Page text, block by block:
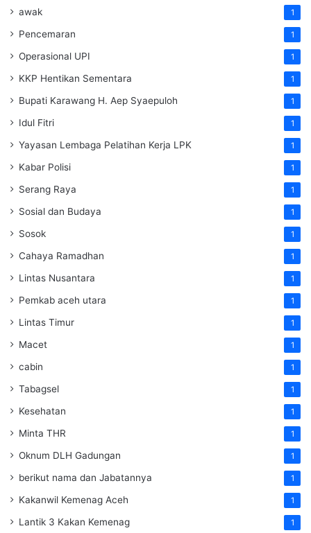
awak 1
Pencemaran 1
Operasional UPI 1
KKP Hentikan Sementara 1
Bupati Karawang H. Aep Syaepuloh 1
Idul Fitri 1
Yayasan Lembaga Pelatihan Kerja LPK 1
Kabar Polisi 1
Serang Raya 1
Sosial dan Budaya 1
Sosok 1
Cahaya Ramadhan 1
Lintas Nusantara 1
Pemkab aceh utara 1
Lintas Timur 1
Macet 1
cabin 1
Tabagsel 1
Kesehatan 1
Minta THR 1
Oknum DLH Gadungan 1
berikut nama dan Jabatannya 1
Kakanwil Kemenag Aceh 1
Lantik 3 Kakan Kemenag 1